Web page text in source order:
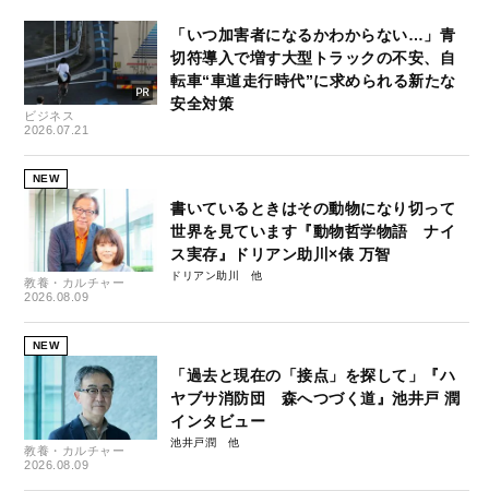
ビジネス
2026.07.21
「いつ加害者になるかわからない…」青
切符導入で増す大型トラックの不安、自
転車“車道走行時代”に求められる新たな
安全対策
NEW
教養・カルチャー
2026.08.09
書いているときはその動物になり切って
世界を見ています『動物哲学物語 ナイ
ス実存』ドリアン助川×俵 万智
ドリアン助川
NEW
教養・カルチャー
2026.08.09
「過去と現在の「接点」を探して」『ハ
ヤブサ消防団 森へつづく道』池井戸 潤
インタビュー
池井戸潤